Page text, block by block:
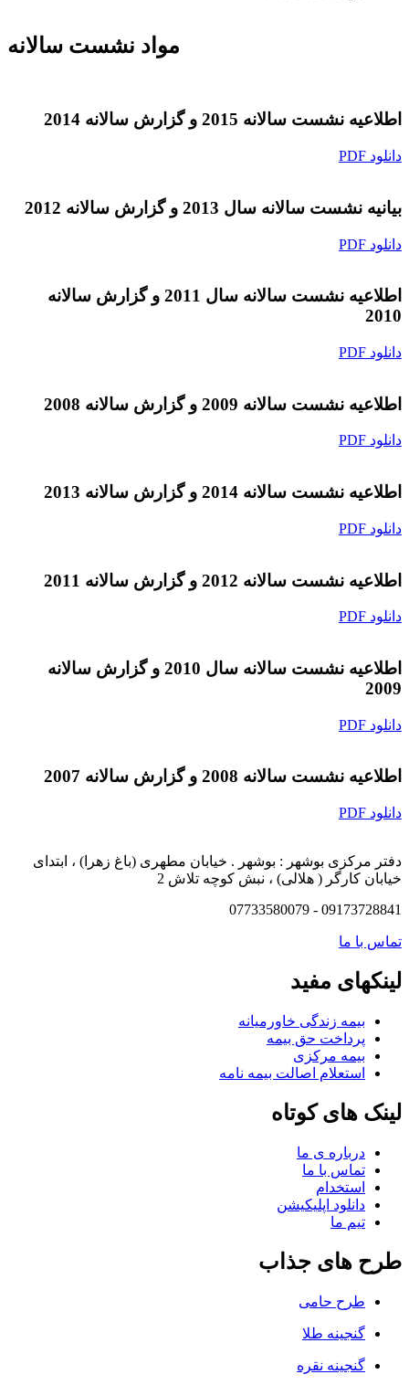
مواد نشست سالانه
اطلاعیه نشست سالانه 2015 و گزارش سالانه 2014
دانلود PDF
بیانیه نشست سالانه سال 2013 و گزارش سالانه 2012
دانلود PDF
اطلاعیه نشست سالانه سال 2011 و گزارش سالانه
2010
دانلود PDF
اطلاعیه نشست سالانه 2009 و گزارش سالانه 2008
دانلود PDF
اطلاعیه نشست سالانه 2014 و گزارش سالانه 2013
دانلود PDF
اطلاعیه نشست سالانه 2012 و گزارش سالانه 2011
دانلود PDF
اطلاعیه نشست سالانه سال 2010 و گزارش سالانه
2009
دانلود PDF
اطلاعیه نشست سالانه 2008 و گزارش سالانه 2007
دانلود PDF
دفتر مرکزی بوشهر : بوشهر . خیابان مطهری (باغ زهرا) ، ابتدای
خیابان کارگر ( هلالی) ، نبش کوچه تلاش 2
09173728841 - 07733580079
تماس با ما
لینکهای مفید
بیمه زندگی خاورمیانه
پرداخت حق بیمه
بیمه مرکزی
استعلام اصالت بیمه نامه
لینک های کوتاه
درباره ی ما
تماس با ما
استخدام
دانلود اپلیکیشن
تیم ما
طرح های جذاب
طرح حامی
گنجینه طلا
گنجینه نقره